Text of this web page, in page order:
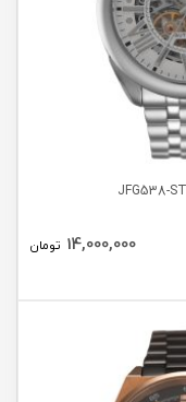
14,000,000 تومان